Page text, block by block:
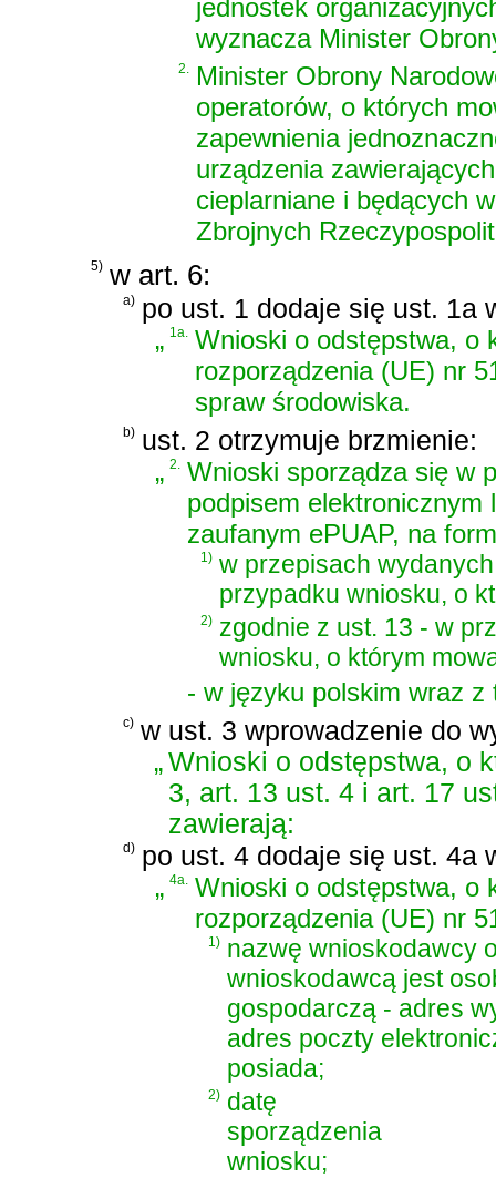
jednostek
wyznacza Minister
2. Minister Obrony
operatorów, o których
zapewnienia
urządzenia
cieplarniane i będących
Zbrojnych
5) w art. 6:
a) po ust. 1 dodaje się ust. 1a
„1a.
Wnioski o odstępstwa, o
rozporządzenia (UE) nr
spraw środowiska.
b) ust. 2 otrzymuje brzmienie:
„2.
Wnioski sporządza się w
podpisem elektronicznym
zaufanym ePUAP, na
1) w przepisach
przypadku wniosku, o
2) zgodnie z ust. 13 - w
wniosku, o którym
- w języku polskim wraz z
c) w ust. 3 wprowadzenie do
„Wnioski o odstępstwa, o
3, art. 13 ust. 4 i art. 17
zawierają:
d) po ust. 4 dodaje się ust. 4a
„4a.
Wnioski o odstępstwa, o
rozporządzenia (UE) nr
1) nazwę wnioskodawcy
wnioskodawcą jest
gospodarczą - adres
adres poczty
posiada;
2) datę
sporządzenia
wniosku;